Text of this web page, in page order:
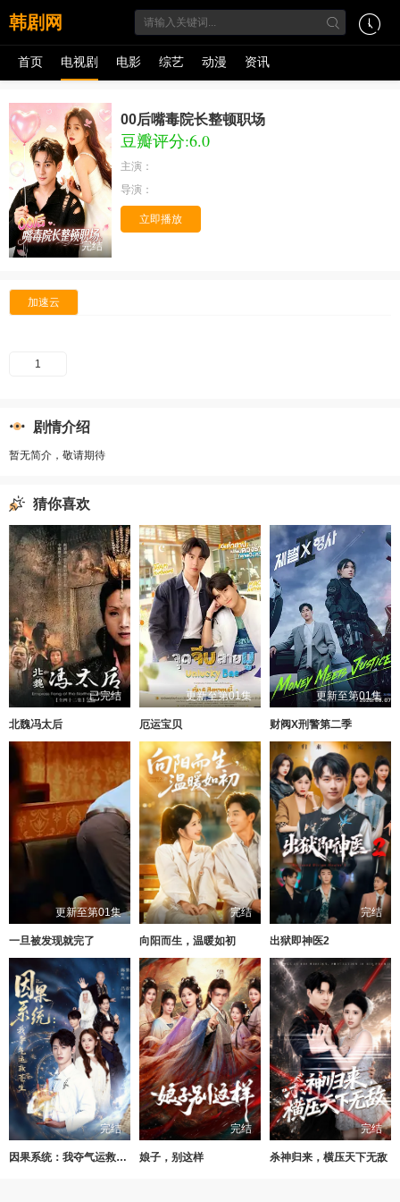
韩剧网
首页 电视剧 电影 综艺 动漫 资讯
完结
00后嘴毒院长整顿职场
豆瓣评分:6.0
主演：
导演：
立即播放
加速云
1
剧情介绍
暂无简介，敬请期待
猜你喜欢
已完结
北魏冯太后
更新至第01集
厄运宝贝
更新至第01集
财阀X刑警第二季
更新至第01集
一旦被发现就完了
完结
向阳而生，温暖如初
完结
出狱即神医2
完结
因果系统：我夺气运救苍生
完结
娘子，别这样
完结
杀神归来，横压天下无敌